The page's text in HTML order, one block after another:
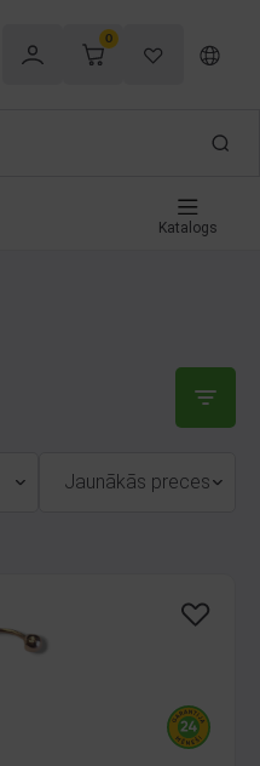
0
Katalogs
Jaunākās preces